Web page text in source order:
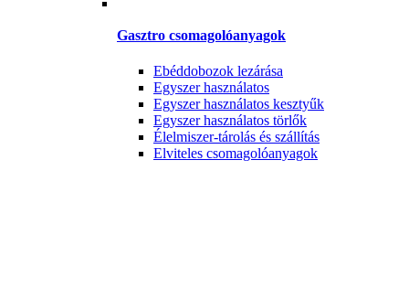
Gasztro csomagolóanyagok
Ebéddobozok lezárása
Egyszer használatos
Egyszer használatos kesztyűk
Egyszer használatos törlők
Élelmiszer-tárolás és szállítás
Elviteles csomagolóanyagok